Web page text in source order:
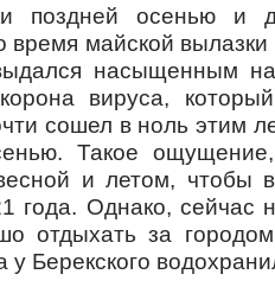
поздней осенью и
время майской
насыщенным
вируса,
сошел в ноль этим
Такое
и летом, чтобы
года. Однако, сейчас
отдыхать за
у Берекского